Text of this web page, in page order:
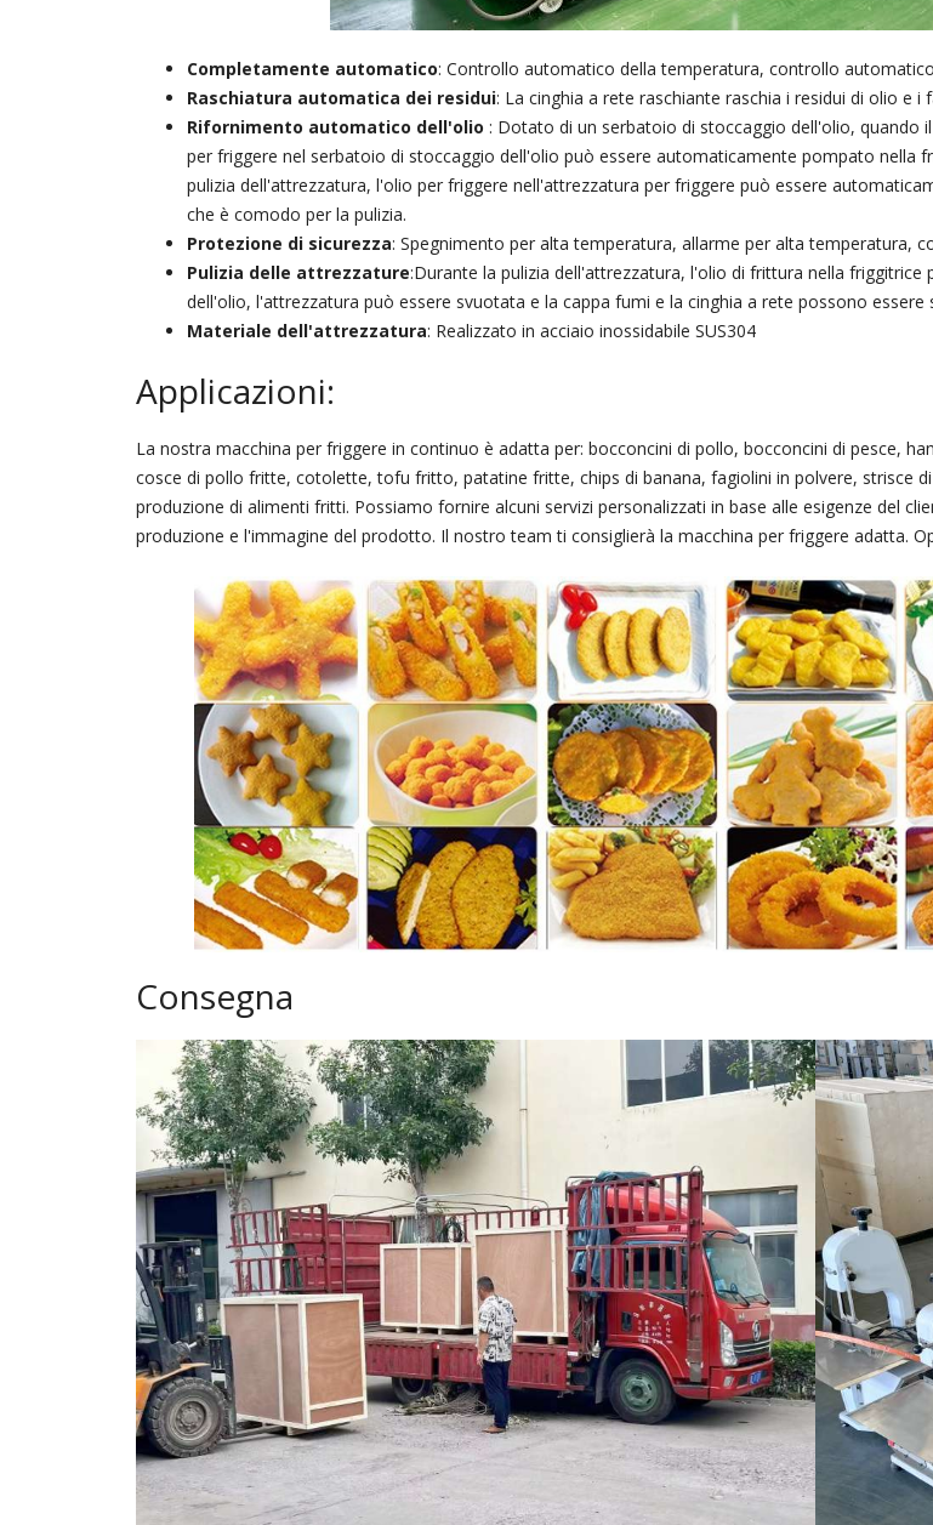
Completamente automatico: Controllo automatico della temperatura, controllo
Raschiatura automatica dei residui: La cinghia a rete raschiante raschia i residui di olio e
Rifornimento automatico dell'olio : Dotato di un serbatoio di stoccaggio dell'olio, quando
per friggere nel serbatoio di stoccaggio dell'olio può essere automaticamente pompato
pulizia dell'attrezzatura, l'olio per friggere nell'attrezzatura per friggere può essere
che è comodo per la pulizia.
Protezione di sicurezza: Spegnimento per alta temperatura, allarme per alta temperatura,
Pulizia delle attrezzature:Durante la pulizia dell'attrezzatura, l'olio di frittura nella
dell'olio, l'attrezzatura può essere svuotata e la cappa fumi e la cinghia a rete possono essere
Materiale dell'attrezzatura: Realizzato in acciaio inossidabile SUS304
Applicazioni:
La nostra macchina per friggere in continuo è adatta per: bocconcini di pollo, bocconcini di pesce,
cosce di pollo fritte, cotolette, tofu fritto, patatine fritte, chips di banana, fagiolini in polvere, strisce
produzione di alimenti fritti. Possiamo fornire alcuni servizi personalizzati in base alle esigenze del
produzione e l'immagine del prodotto. Il nostro team ti consiglierà la macchina per friggere adatta.
Consegna